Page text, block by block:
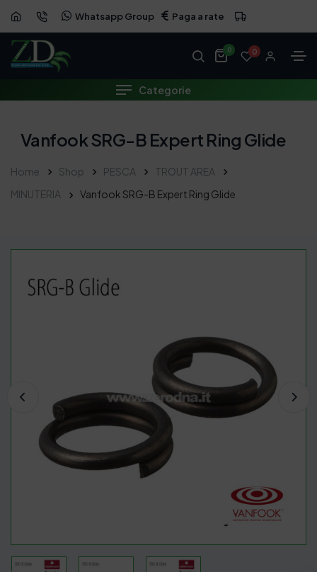
Whatsapp Group Paga a rate
0 0
Categorie
Vanfook SRG-B Expert Ring Glide
Home Shop PESCA
TROUT AREA
MINUTERIA
Vanfook SRG-B Expert Ring Glide